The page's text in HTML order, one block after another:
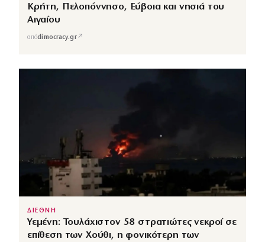
Κρήτη, Πελοπόννησο, Εύβοια και νησιά του
Αιγαίου
απόdimocracy.gr↗
ΔΙΕΘΝΗ
Υεμένη: Τουλάχιστον 58 στρατιώτες νεκροί σε
επίθεση των Χούθι, η φονικότερη των